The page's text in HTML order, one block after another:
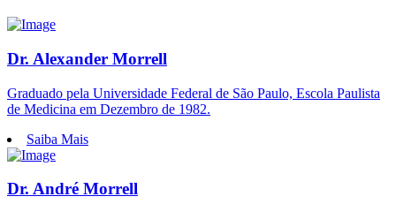
Dr. Alexander Morrell
Graduado pela Universidade Federal de São Paulo, Escola Paulista
de Medicina em Dezembro de 1982.
Saiba Mais
Dr. André Morrell